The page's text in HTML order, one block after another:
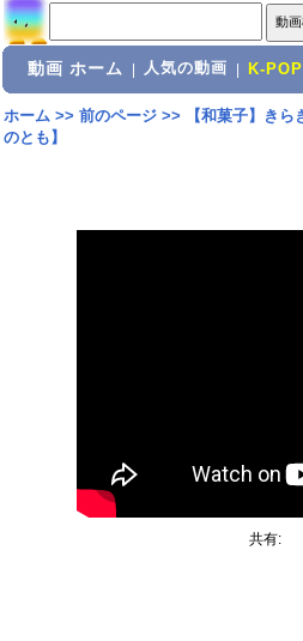
動画 ホーム 人気の動画 K-POP
ホーム>> 前のページ>>
【和菓子】き
のとも】
共有: